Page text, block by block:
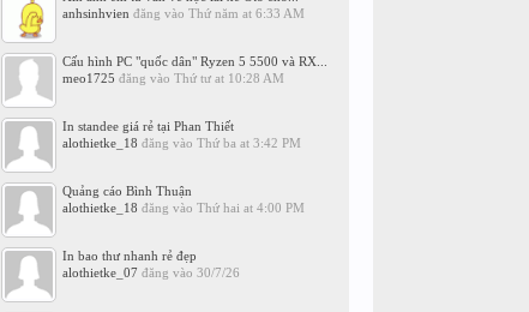
anhsinhvien đăng vào Thứ năm at 6:33 AM
Cấu hình PC "quốc dân" Ryzen 5 5500 và RX...
meo1725 đăng vào Thứ tư at 10:28 AM
In standee giá rẻ tại Phan Thiết
alothietke_18 đăng vào Thứ ba at 3:42 PM
Quảng cáo Bình Thuận
alothietke_18 đăng vào Thứ hai at 4:00 PM
In bao thư nhanh rẻ đẹp
alothietke_07 đăng vào 30/7/26